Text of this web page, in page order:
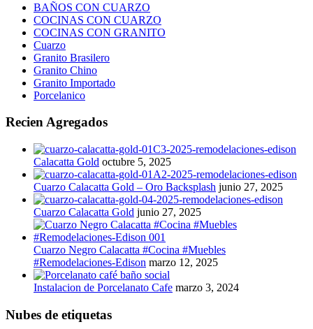
BAÑOS CON CUARZO
COCINAS CON CUARZO
COCINAS CON GRANITO
Cuarzo
Granito Brasilero
Granito Chino
Granito Importado
Porcelanico
Recien Agregados
Calacatta Gold octubre 5, 2025
Cuarzo Calacatta Gold – Oro Backsplash junio 27, 2025
Cuarzo Calacatta Gold junio 27, 2025
Cuarzo Negro Calacatta #Cocina #Muebles
#Remodelaciones-Edison marzo 12, 2025
Instalacion de Porcelanato Cafe marzo 3, 2024
Nubes de etiquetas